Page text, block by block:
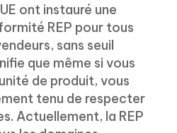
ont instauré une
REP pour tous
sans seuil
que même si vous
de produit, vous
tenu de respecter
Actuellement, la REP